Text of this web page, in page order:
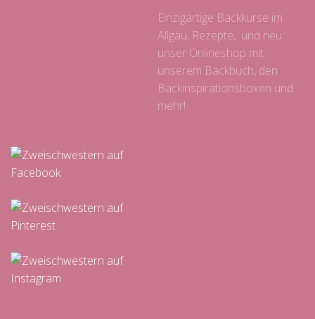
Einzigartige Backkurse im
Allgäu, Rezepte, und neu:
unser Onlineshop mit
unserem Backbuch, den
Backinspirationsboxen und
mehr!